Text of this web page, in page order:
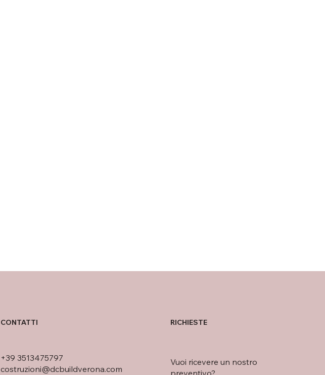
CONTATTI
+39 3513475797
costruzioni@dcbuildverona.com
RICHIESTE
Vuoi ricevere un nostro